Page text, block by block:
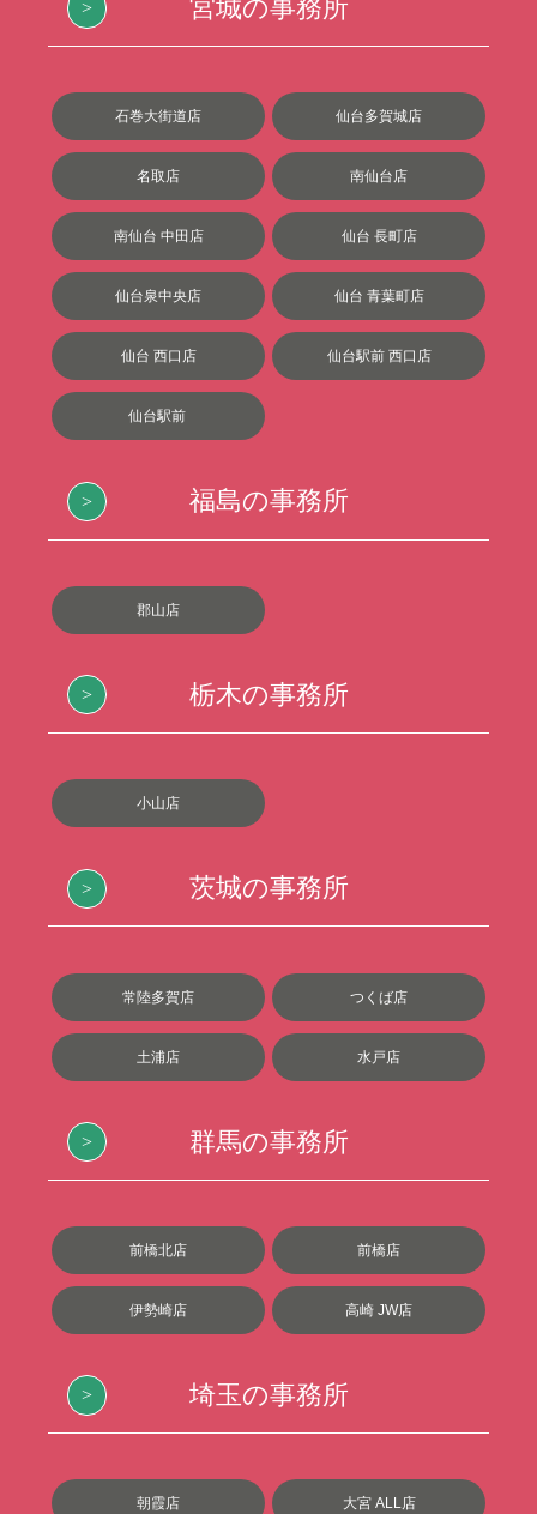
宮城の事務所
石巻大街道店 仙台多賀城店
名取店 南仙台店
南仙台 中田店 仙台 長町店
仙台泉中央店 仙台 青葉町店
仙台 西口店 仙台駅前 西口店
仙台駅前
福島の事務所
郡山店
栃木の事務所
小山店
茨城の事務所
常陸多賀店 つくば店
土浦店 水戸店
群馬の事務所
前橋北店 前橋店
伊勢崎店 高崎 JW店
埼玉の事務所
朝霞店 大宮 ALL店